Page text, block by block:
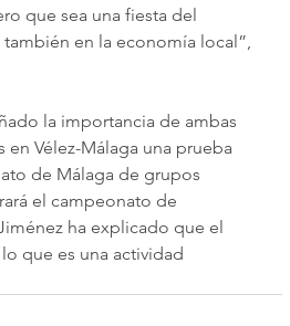
que sea una fiesta del
en la economía local”,
la importancia de ambas
Vélez-Málaga una prueba
de Málaga de grupos
el campeonato de
ha explicado que el
que es una actividad